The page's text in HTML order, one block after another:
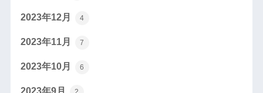
2023年12月 4
2023年11月 7
2023年10月 6
2023年9月